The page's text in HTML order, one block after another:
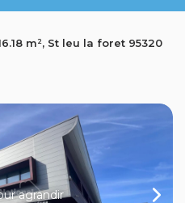
m², St leu la foret 95320
agrandir